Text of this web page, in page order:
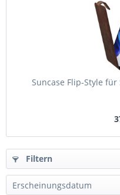
Suncase Flip-Style für
Filtern